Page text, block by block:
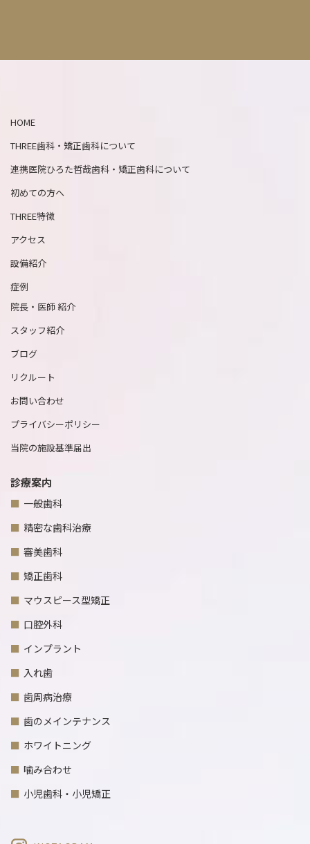
HOME
THREE歯科・矯正歯科について
連携医院ひろた哲哉歯科・矯正歯科について
初めての方へ
THREE特徴
アクセス
設備紹介
症例
院長・医師 紹介
スタッフ紹介
ブログ
リクルート
お問い合わせ
プライバシーポリシー
当院の施設基準届出
診療案内
一般歯科
精密な歯科治療
審美歯科
矯正歯科
マウスピース型矯正
口腔外科
インプラント
入れ歯
歯周病治療
歯のメインテナンス
ホワイトニング
噛み合わせ
小児歯科・小児矯正